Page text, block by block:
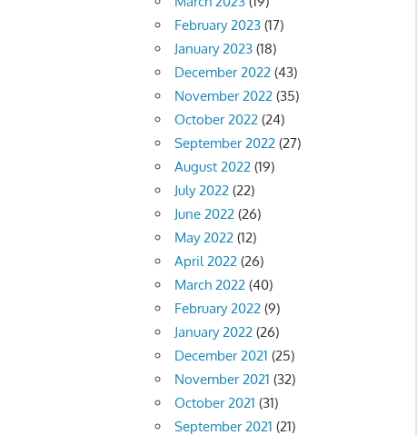
February 2023 (17)
January 2023 (18)
December 2022 (43)
November 2022 (35)
October 2022 (24)
September 2022 (27)
August 2022 (19)
July 2022 (22)
June 2022 (26)
May 2022 (12)
April 2022 (26)
March 2022 (40)
February 2022 (9)
January 2022 (26)
December 2021 (25)
November 2021 (32)
October 2021 (31)
September 2021 (21)